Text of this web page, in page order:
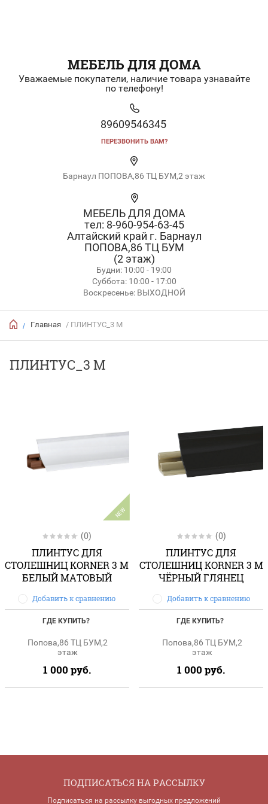
МЕБЕЛЬ ДЛЯ ДОМА
Уважаемые покупатели, наличие товара узнавайте
по телефону!
89609546345
ПЕРЕЗВОНИТЬ ВАМ?
Барнаул ПОПОВА,86 ТЦ БУМ,2 этаж
МЕБЕЛЬ ДЛЯ ДОМА
тел: 8-960-954-63-45
Алтайский край г. Барнаул
ПОПОВА,86 ТЦ БУМ
(2 этаж)
Будни: 10:00 - 19:00
Суббота: 10:00 - 17:00
Воскресенье: ВЫХОДНОЙ
/ Главная / ПЛИНТУС_3 М
ПЛИНТУС_3 М
NEW
(0)
ПЛИНТУС ДЛЯ
СТОЛЕШНИЦ KORNER 3 М
БЕЛЫЙ МАТОВЫЙ
Добавить к сравнению
ГДЕ КУПИТЬ?
Попова,86 ТЦ БУМ,2
этаж
1 000 руб.
(0)
ПЛИНТУС ДЛЯ
СТОЛЕШНИЦ KORNER 3 М
ЧЁРНЫЙ ГЛЯНЕЦ
Добавить к сравнению
ГДЕ КУПИТЬ?
Попова,86 ТЦ БУМ,2
этаж
1 000 руб.
ПОДПИСАТЬСЯ НА РАССЫЛКУ
Подписаться на рассылку выгодных предложений